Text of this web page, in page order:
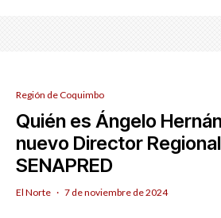
Región de Coquimbo
Quién es Ángelo
nuevo Director
SENAPRED
El Norte · 7 de noviembre de 2024